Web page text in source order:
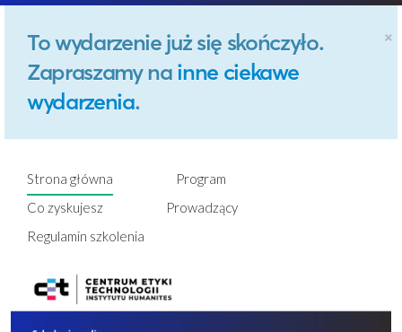
×
To wydarzenie już się skończyło.
Zapraszamy na inne ciekawe
wydarzenia.
Strona główna
Program
Co zyskujesz
Prowadzący
Regulamin szkolenia